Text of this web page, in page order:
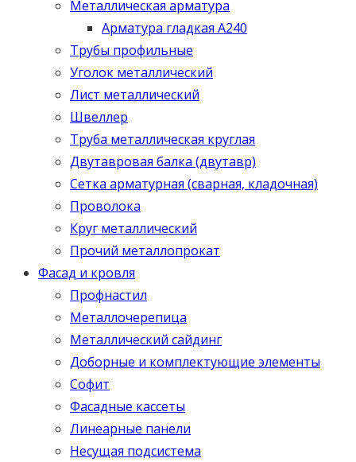
Металлическая арматура
Арматура гладкая А240
Трубы профильные
Уголок металлический
Лист металлический
Швеллер
Труба металлическая круглая
Двутавровая балка (двутавр)
Сетка арматурная (сварная, кладочная)
Проволока
Круг металлический
Прочий металлопрокат
Фасад и кровля
Профнастил
Металлочерепица
Металлический сайдинг
Доборные и комплектующие элементы
Софит
Фасадные кассеты
Линеарные панели
Несущая подсистема